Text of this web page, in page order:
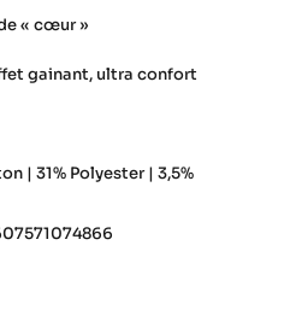
« cœur »
gainant, ultra confort
| 31% Polyester | 3,5%